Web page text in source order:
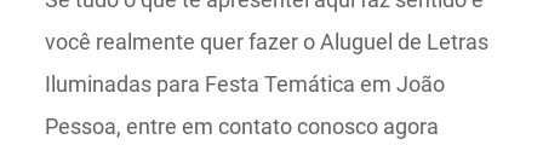
você realmente quer fazer o Aluguel de Letras
Iluminadas para Festa Temática em João
Pessoa, entre em contato conosco agora